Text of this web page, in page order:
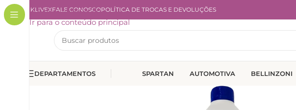
Ir para a navegação
Ir para o conteúdo principal
A KLIVEXFALE CONOSCOPOLÍTICA DE TROCAS E DEVOLUÇÕES
DEPARTAMENTOS SPARTAN AUTOMOTIVA BELLINZONI